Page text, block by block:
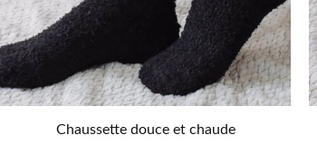
Chaussette douce et chaude